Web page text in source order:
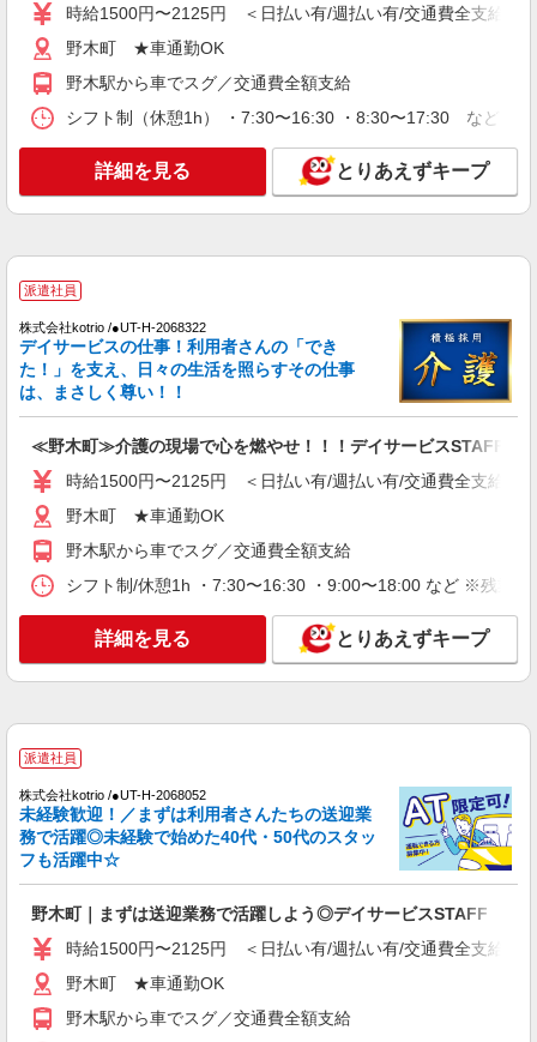
野木ケアセンターそよ風：RO9081
ショートステイ 介護スタッフ
【月給】275,920円〜290,920円 ▼給与詳細 処
遇改善手当：35,920円 夜勤手当：30,000円（5回
分） ※6回目以降は1回6,000円支給 ▼下記別途支
年2回（6月・12月） ※業績による 特別報酬：平
均34.1万円（最高額135万円） ※2025年6月支給実
栃木県下都賀郡野木町野木1895-1
キープ 詳細を見る
野木ケアセンターそよ風：RO11337
善手当：200〜220円/時 夜勤手当:6,000円/回 ▼下
記別途支給 通勤手当 年末年始手当：380円/時 寸
志あり：年2回（6月・12月） ※業績による ※処
遇改善手当は試用期間中(3ヶ月)は支給なし
栃木県下都賀郡野木町野木1895-1
キープ 詳細を見る
パート
野木ケアセンターそよ風：RO9645
ショートステイ 夜勤専従介護職
【時給】1,470円〜 ▼給与詳細 処遇改善手
当：220円/時 夜勤手当:6,000円/回 ▼下記別途支給
通勤手当 年末年始手当：380円/時 寸志あり：年2
回（6月・12月） ※業績による ※処遇改善手当は
試用期間中(3ヶ月)は支給なし
キープ 詳細を見る
時給1500円〜2125円 ＜日払い有/週払い有/交通費全支給(ガ
野木町 ★車通勤OK
野木駅から車でスグ／交通費全額支給
シフト制（休憩1h） ・7:30〜16:30 ・8:30〜17:30 など ※
詳細を見る とりあえずキープ
派遣社員
株式会社kotrio /●UT-H-2068322
デイサービスの仕事！利用者さんの「でき
た！」を支え、日々の生活を照らすその仕事
は、まさしく尊い！！
≪野木町≫介護の現場で心を燃やせ！！！デイサービスSTAFF
時給1500円〜2125円 ＜日払い有/週払い有/交通費全支給(ガ
野木町 ★車通勤OK
野木駅から車でスグ／交通費全額支給
シフト制/休憩1h ・7:30〜16:30 ・9:00〜18:00 など ※残業
詳細を見る とりあえずキープ
派遣社員
株式会社kotrio /●UT-H-2068052
未経験歓迎！／まずは利用者さんたちの送迎業
務で活躍◎未経験で始めた40代・50代のスタッ
フも活躍中☆
野木町｜まずは送迎業務で活躍しよう◎デイサービスSTAFF
時給1500円〜2125円 ＜日払い有/週払い有/交通費全支給(ガ
野木町 ★車通勤OK
野木駅から車でスグ／交通費全額支給